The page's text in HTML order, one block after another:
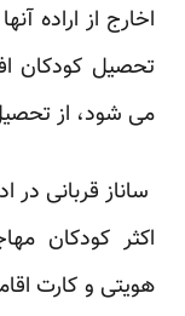
اخارج از اراده
تحصیل کودکان
می شود، از
ساناز قربانی
اکثر کودکان
هویتی و کارت